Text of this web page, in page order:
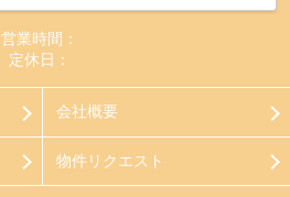
営業時間：
定休日：
会社概要
物件リクエスト